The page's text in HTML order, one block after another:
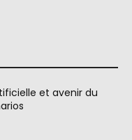
et avenir du